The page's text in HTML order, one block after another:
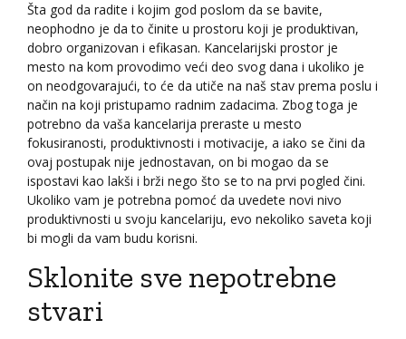
Šta god da radite i kojim god poslom da se bavite,
neophodno je da to činite u prostoru koji je produktivan,
dobro organizovan i efikasan. Kancelarijski prostor je
mesto na kom provodimo veći deo svog dana i ukoliko je
on neodgovarajući, to će da utiče na naš stav prema poslu i
način na koji pristupamo radnim zadacima. Zbog toga je
potrebno da vaša kancelarija preraste u mesto
fokusiranosti, produktivnosti i motivacije, a iako se čini da
ovaj postupak nije jednostavan, on bi mogao da se
ispostavi kao lakši i brži nego što se to na prvi pogled čini.
Ukoliko vam je potrebna pomoć da uvedete novi nivo
produktivnosti u svoju kancelariju, evo nekoliko saveta koji
bi mogli da vam budu korisni.
Sklonite sve nepotrebne
stvari